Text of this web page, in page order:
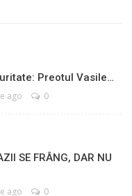
Preotul Vasile…
ago 0
SE FRÂNG, DAR NU
ago 0